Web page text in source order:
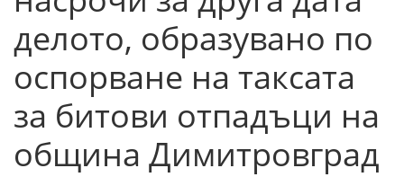
делото, образувано по
оспорване на таксата
за битови отпадъци на
община Димитровград